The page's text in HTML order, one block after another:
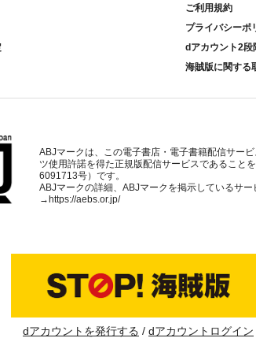
ご利用規約
プライバシーポ
dアカウント2段
海賊版に関する
ABJマークは、この電子書店・電子書籍配信サー
ツ使用許諾を得た正規版配信サービスであること
6091713号）です。
ABJマークの詳細、ABJマークを掲示しているサー
→https://aebs.or.jp/
dアカウントを発行する dアカウントログイン